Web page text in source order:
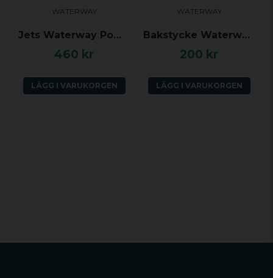
WATERWAY
Jets Waterway Powerstorm riktbar, Grå (gänga)
460 kr
LÄGG I VARUKORGEN
WATERWAY
Bakstycke Waterway Powerstorm (gänga)
200 kr
LÄGG I VARUKORGEN